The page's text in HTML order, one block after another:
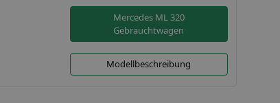
Mercedes ML 320
Gebrauchtwagen
Modellbeschreibung